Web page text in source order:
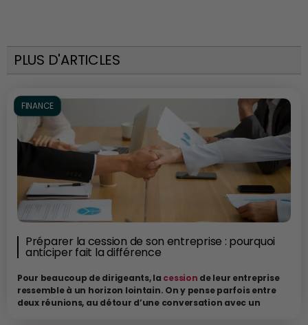
PLUS D'ARTICLES
FINANCE
Préparer la cession de son entreprise : pourquoi
anticiper fait la différence
Pour beaucoup de dirigeants, la cession de leur entreprise
ressemble à un horizon lointain. On y pense parfois entre
deux réunions, au détour d’une conversation avec un